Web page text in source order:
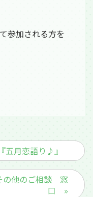
参加される方を
月恋語り♪』
の他のご相談 窓
口 »